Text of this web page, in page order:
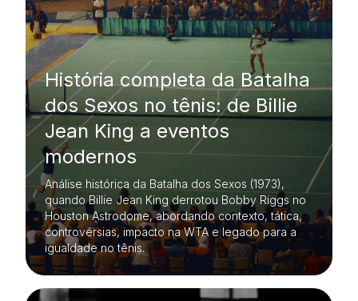
História completa da Batalha
dos Sexos no tênis: de Billie
Jean King a eventos
modernos
Análise histórica da Batalha dos Sexos (1973),
quando Billie Jean King derrotou Bobby Riggs no
Houston Astrodome, abordando contexto, tática,
controvérsias, impacto na WTA e legado para a
igualdade no tênis.